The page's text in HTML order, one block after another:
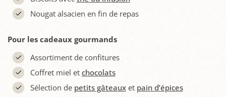
Nougat alsacien en fin de repas
Pour les cadeaux gourmands
Assortiment de confitures
Coffret miel et chocolats
Sélection de petits gâteauxet pain d’épices